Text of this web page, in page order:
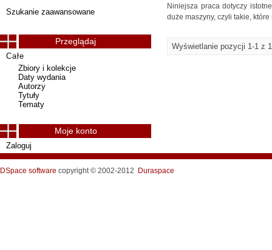
Niniejsza praca dotyczy
duże maszyny, czyli takie,
Wyświetlanie pozycji 1-1 z 1
Szukanie zaawansowane
Przeglądaj
Całe
Zbiory i kolekcje
Daty wydania
Autorzy
Tytuły
Tematy
Moje konto
Zaloguj
DSpace software copyright © 2002-2012 Duraspace